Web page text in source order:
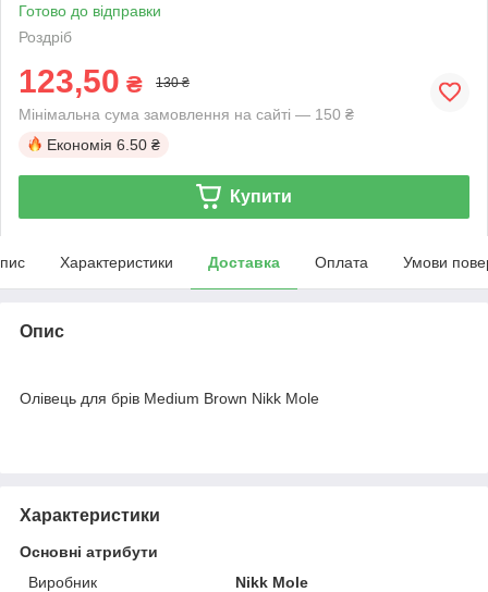
Готово до відправки
Роздріб
123,50 ₴ 130 ₴
Мінімальна сума замовлення на сайті — 150 ₴
Економія 6.50 ₴
Купити
Характеристики Доставка Оплата Умови
Опис
Олівець для брів Medium Brown Nikk Mole
Характеристики
Основні атрибути
Виробник
Nikk Mole